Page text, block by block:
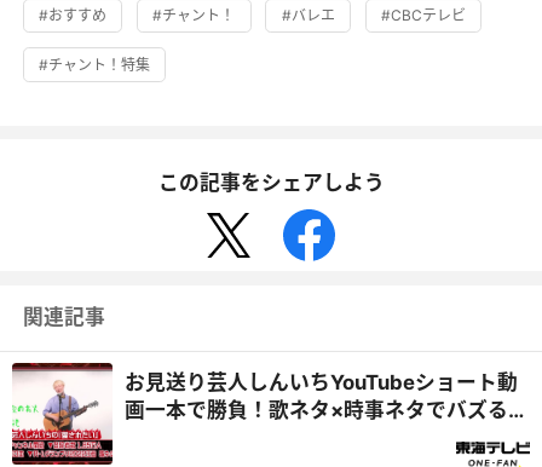
#おすすめ #チャント！ #バレエ #CBCテレビ
#チャント！特集
この記事をシェアしよう
関連記事
お見送り芸人しんいちYouTubeショート動
画一本で勝負！歌ネタ×時事ネタでバズる秘